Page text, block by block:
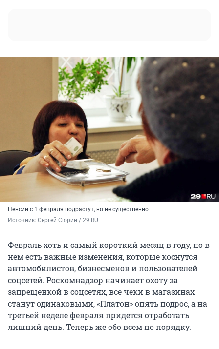
Пенсии с 1 февраля подрастут, но не существенно
Источник: Сергей Сюрин / 29.RU
Февраль хоть и самый короткий месяц в году, но в
нем есть важные изменения, которые коснутся
автомобилистов, бизнесменов и пользователей
соцсетей. Роскомнадзор начинает охоту за
запрещенкой в соцсетях, все чеки в магазинах
станут одинаковыми, «Платон» опять подрос, а на
третьей неделе февраля придется отработать
лишний день. Теперь же обо всем по порядку.